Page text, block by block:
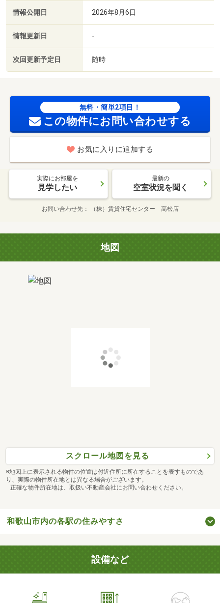
情報公開日 2026年8月6日
情報更新日 -
次回更新予定日 随時
無料・簡単2項目！
この物件にお問い合わせする
お気に入りに追加する
実際にお部屋を
見学したい
最新の
空室状況を聞く
お問い合わせ先 （株）賃貸住宅センター 高松店
地図
スクロール地図を見る
※地図上に表示される物件の位置は付近住所に所在することを表すものであ
り、実際の物件所在地とは異なる場合がございます。
正確な物件所在地は、取扱い不動産会社にお問い合わせください。
和歌山市内の各駅の住みやすさ
設備など